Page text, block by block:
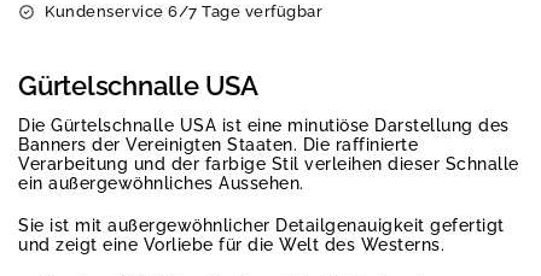
Kundenservice 6/7 Tage verfügbar
Gürtelschnalle USA
Die Gürtelschnalle USA ist eine minutiöse Darstellung des
Banners der Vereinigten Staaten. Die raffinierte
Verarbeitung und der farbige Stil verleihen dieser Schnalle
ein außergewöhnliches Aussehen.
Sie ist mit außergewöhnlicher Detailgenauigkeit gefertigt
und zeigt eine Vorliebe für die Welt des Westerns.